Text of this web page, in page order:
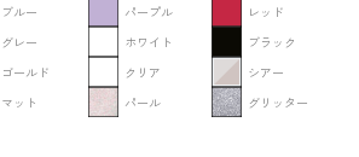
ブルー パープル
レッド
グレー ホワイト
ブラック
ゴールド クリア
シアー
マット パール
グリッター